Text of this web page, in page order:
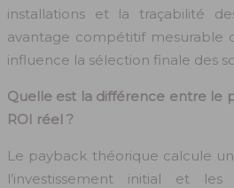
installations et la traçabilité
avantage compétitif mesurable
influence la sélection finale des
Quelle est la différence entre le
ROI réel ?
Le payback théorique calcule
l’investissement initial et les